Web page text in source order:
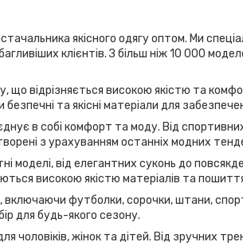
якісного одягу оптом. Ми
клієнтів. З більш ніж 10 000
відрізняється високою якістю та
та якісні матеріали для
в собі комфорт та моду. Від
з урахуванням останніх модних
моделі, від елегантних суконь до
високою якістю матеріалів та
включаючи футболки, сорочки, штани,
для будь-якого сезону.
чоловіків, жінок та дітей. Від зручних